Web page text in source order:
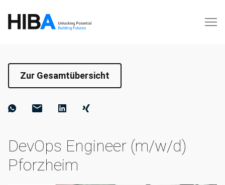
Zur Gesamtübersicht
DevOps Engineer (m/w/d)
Pforzheim